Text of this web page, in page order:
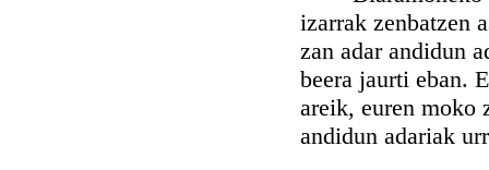
izarrak zenbatzen
zan adar andidun
beera jaurti eban.
areik, euren moko
andidun adariak